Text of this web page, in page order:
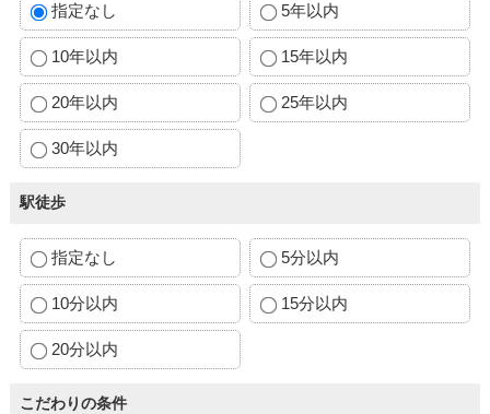
指定なし 5年以内
10年以内 15年以内
20年以内 25年以内
30年以内
駅徒歩
指定なし 5分以内
10分以内 15分以内
20分以内
こだわりの条件